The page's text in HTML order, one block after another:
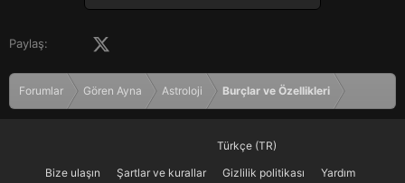
Paylaş: Facebook
Forumlar Gören Ayna Astroloji Burçlar ve Özellikleri
Türkçe (TR)
Bize ulaşın
Şartlar ve kurallar Gizlilik politikası
Yardım